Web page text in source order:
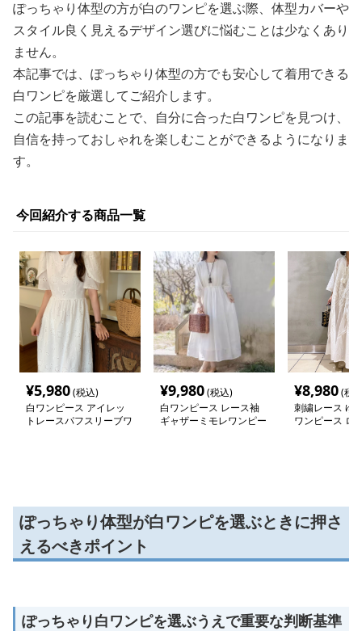
ぽっちゃり体型の方が白のワンピを選ぶ際、体型カバーや
スタイル良く見えるデザイン選びに悩むことは少なくあり
ません。
本記事では、ぽっちゃり体型の方でも安心して着用できる
白ワンピを厳選してご紹介します。
この記事を読むことで、自分に合った白ワンピを見つけ、
自信を持っておしゃれを楽しむことができるようになりま
す。
今回紹介する商品一覧
¥5,980(税込)
白ワンピース アイレッ
トレースパフスリーブワ
¥9,980(税込)
白ワンピース レース袖
ギャザーミモレワンピー
¥8,980(税
刺繍レース ゆ
ワンピース ロ
ぽっちゃり体型が白ワンピを選ぶときに押さ
えるべきポイント
ぽっちゃり白ワンピを選ぶうえで重要な判断基準